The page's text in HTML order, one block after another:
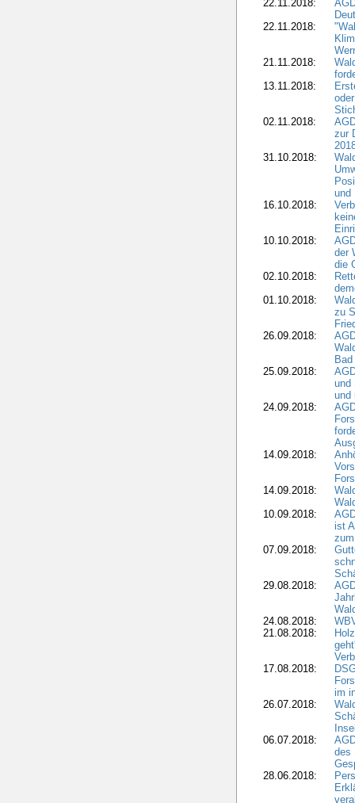
22.11.2018:
22.11.2018:
21.11.2018:
13.11.2018:
02.11.2018:
zur
31.10.2018:
und
16.10.2018:
10.10.2018:
der
die
02.10.2018:
01.10.2018:
zu
26.09.2018:
25.09.2018:
und
und
24.09.2018:
14.09.2018:
14.09.2018:
10.09.2018:
ist
07.09.2018:
29.08.2018:
24.08.2018:
21.08.2018:
17.08.2018:
im
26.07.2018:
06.07.2018:
des
28.06.2018: